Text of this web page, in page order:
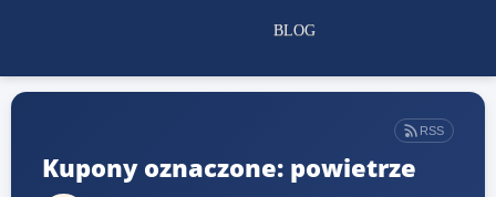
BLOG
RSS
Kupony oznaczone: powietrze